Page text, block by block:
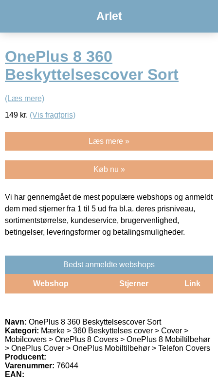
Arlet
OnePlus 8 360
Beskyttelsescover Sort
(Læs mere)
149 kr. (Vis fragtpris)
Læs mere »
Køb nu »
Vi har gennemgået de mest populære webshops og anmeldt
dem med stjerner fra 1 til 5 ud fra bl.a. deres prisniveau,
sortimentstørrelse, kundeservice, brugervenlighed,
betingelser, leveringsformer og betalingsmuligheder.
Bedst anmeldte webshops
Webshop Stjerner Link
Navn: OnePlus 8 360 Beskyttelsescover Sort
Kategori: Mærke > 360 Beskyttelses cover > Cover >
Mobilcovers > OnePlus 8 Covers > OnePlus 8 Mobiltilbehør
> OnePlus Cover > OnePlus Mobiltilbehør > Telefon Covers
Producent:
Varenummer: 76044
EAN: